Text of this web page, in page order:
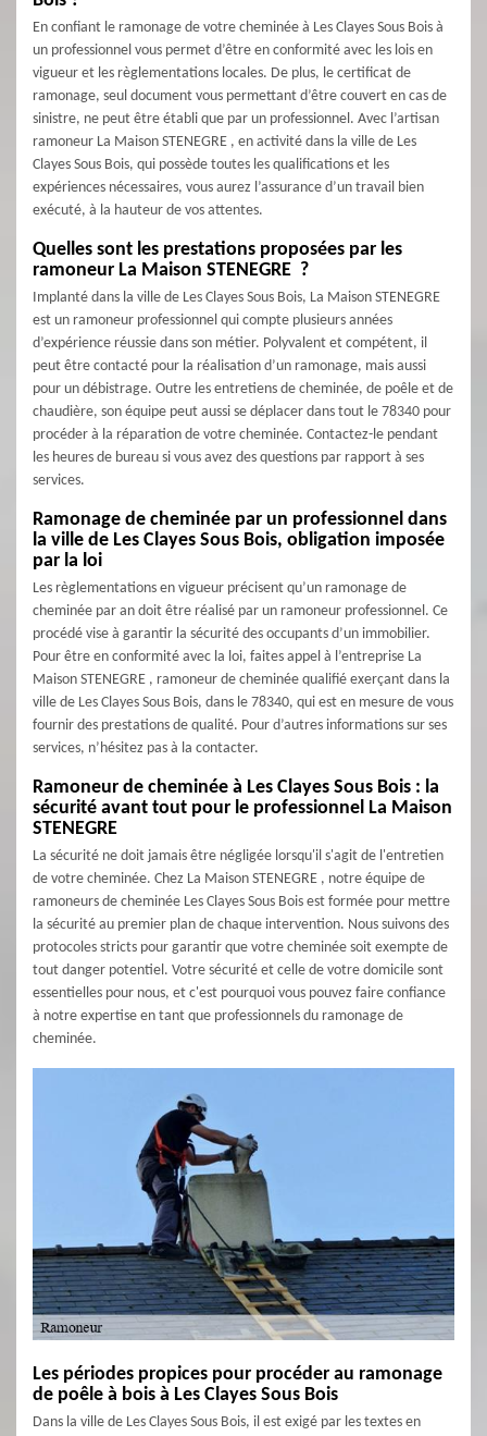
En confiant le ramonage de votre cheminée à Les Clayes Sous Bois à
un professionnel vous permet d’être en conformité avec les lois en
vigueur et les règlementations locales. De plus, le certificat de
ramonage, seul document vous permettant d’être couvert en cas de
sinistre, ne peut être établi que par un professionnel. Avec l’artisan
ramoneur La Maison STENEGRE , en activité dans la ville de Les
Clayes Sous Bois, qui possède toutes les qualifications et les
expériences nécessaires, vous aurez l’assurance d’un travail bien
exécuté, à la hauteur de vos attentes.
Quelles sont les prestations proposées par les
ramoneur La Maison STENEGRE ?
Implanté dans la ville de Les Clayes Sous Bois, La Maison STENEGRE
est un ramoneur professionnel qui compte plusieurs années
d’expérience réussie dans son métier. Polyvalent et compétent, il
peut être contacté pour la réalisation d’un ramonage, mais aussi
pour un débistrage. Outre les entretiens de cheminée, de poêle et de
chaudière, son équipe peut aussi se déplacer dans tout le 78340 pour
procéder à la réparation de votre cheminée. Contactez-le pendant
les heures de bureau si vous avez des questions par rapport à ses
services.
Ramonage de cheminée par un professionnel dans
la ville de Les Clayes Sous Bois, obligation imposée
par la loi
Les règlementations en vigueur précisent qu’un ramonage de
cheminée par an doit être réalisé par un ramoneur professionnel. Ce
procédé vise à garantir la sécurité des occupants d’un immobilier.
Pour être en conformité avec la loi, faites appel à l’entreprise La
Maison STENEGRE , ramoneur de cheminée qualifié exerçant dans la
ville de Les Clayes Sous Bois, dans le 78340, qui est en mesure de vous
fournir des prestations de qualité. Pour d’autres informations sur ses
services, n’hésitez pas à la contacter.
Ramoneur de cheminée à Les Clayes Sous Bois : la
sécurité avant tout pour le professionnel La Maison
STENEGRE
La sécurité ne doit jamais être négligée lorsqu'il s'agit de l'entretien
de votre cheminée. Chez La Maison STENEGRE , notre équipe de
ramoneurs de cheminée Les Clayes Sous Bois est formée pour mettre
la sécurité au premier plan de chaque intervention. Nous suivons des
protocoles stricts pour garantir que votre cheminée soit exempte de
tout danger potentiel. Votre sécurité et celle de votre domicile sont
essentielles pour nous, et c'est pourquoi vous pouvez faire confiance
à notre expertise en tant que professionnels du ramonage de
cheminée.
Les périodes propices pour procéder au ramonage
de poêle à bois à Les Clayes Sous Bois
Dans la ville de Les Clayes Sous Bois, il est exigé par les textes en